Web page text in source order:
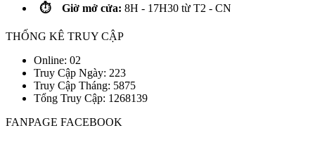
⏱️ Giờ mở cửa: 8H - 17H30 từ T2 - CN
THỐNG KÊ TRUY CẬP
Online: 02
Truy Cập Ngày: 223
Truy Cập Tháng: 5875
Tổng Truy Cập: 1 268139
FANPAGE FACEBOOK